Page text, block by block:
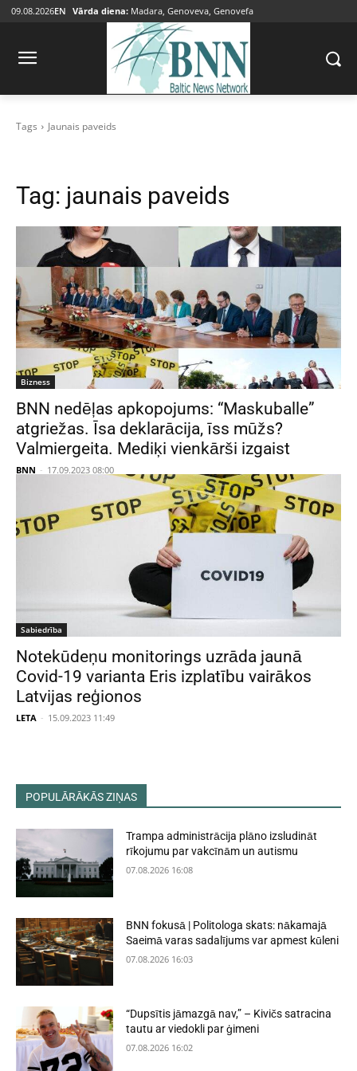
09.08.2026EN Vārda diena: Madara, Genoveva, Genovefa
Tags Jaunais paveids
Tag: jaunais paveids
Bizness
BNN nedēļas apkopojums: “Maskuballe”
atgriežas. Īsa deklarācija, īss mūžs?
Valmiergeita. Mediķi vienkārši izgaist
BNN - 17.09.2023 08:00
Sabiedrība
Notekūdeņu monitorings uzrāda jaunā
Covid-19 varianta Eris izplatību vairākos
Latvijas reģionos
LETA - 15.09.2023 11:49
POPULĀRĀKĀS ZIŅAS
Trampa administrācija plāno izsludināt
rīkojumu par vakcīnām un autismu
07.08.2026 16:08
BNN fokusā | Politologa skats: nākamajā
Saeimā varas sadalījums var apmest kūleni
07.08.2026 16:03
“Dupsītis jāmazgā nav,” – Kivičs satracina
tautu ar viedokli par ģimeni
07.08.2026 16:02